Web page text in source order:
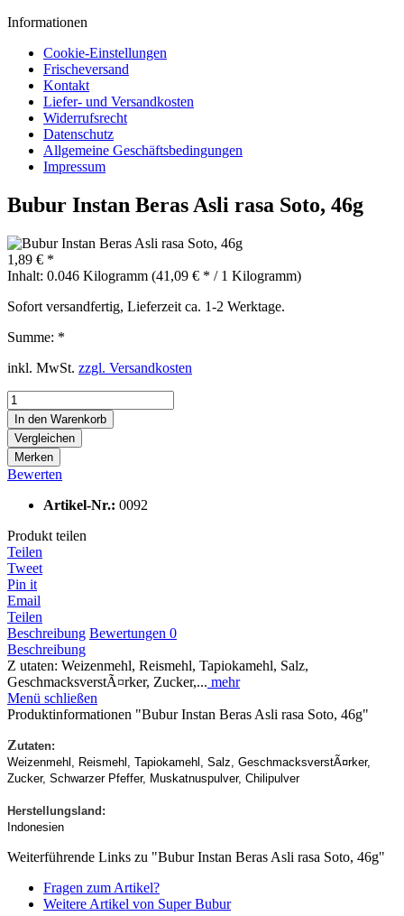
Informationen
Cookie-Einstellungen
Frischeversand
Kontakt
Liefer- und Versandkosten
Widerrufsrecht
Datenschutz
Allgemeine Geschäftsbedingungen
Impressum
Bubur Instan Beras Asli rasa Soto, 46g
1,89 € *
Inhalt: 0.046 Kilogramm (41,09 € * / 1 Kilogramm)
Sofort versandfertig, Lieferzeit ca. 1-2 Werktage.
Summe: *
inkl. MwSt. zzgl. Versandkosten
In den Warenkorb
Vergleichen
Merken
Bewerten
Artikel-Nr.: 0092
Produkt teilen
Teilen
Tweet
Pin it
Email
Teilen
Beschreibung Bewertungen 0
Beschreibung
Z utaten: Weizenmehl, Reismehl, Tapiokamehl, Salz,
GeschmacksverstÃ¤rker, Zucker,... mehr
Menü schließen
Produktinformationen "Bubur Instan Beras Asli rasa Soto, 46g"
Zutaten:
Weizenmehl, Reismehl, Tapiokamehl, Salz, GeschmacksverstÃ¤rker,
Zucker, Schwarzer Pfeffer, Muskatnuspulver, Chilipulver
Herstellungsland:
Indonesien
Weiterführende Links zu "Bubur Instan Beras Asli rasa Soto, 46g"
Fragen zum Artikel?
Weitere Artikel von Super Bubur